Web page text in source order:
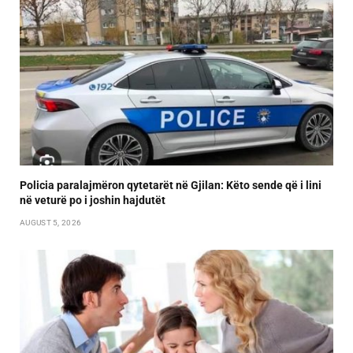
Policia paralajmëron qytetarët në Gjilan: Këto sende që i lini
në veturë po i joshin hajdutët
AUGUST 5, 2026